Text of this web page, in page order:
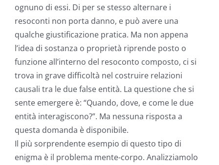
ognuno di essi. Di per se stesso alternare i
resoconti non porta danno, e può avere una
qualche giustificazione pratica. Ma non appena
l’idea di sostanza o proprietà riprende posto o
funzione all’interno del resoconto composto, ci si
trova in grave difficoltà nel costruire relazioni
causali tra le due false entità. La questione che si
sente emergere è: “Quando, dove, e come le due
entità interagiscono?”. Ma nessuna risposta a
questa domanda è disponibile.
Il più sorprendente esempio di questo tipo di
enigma è il problema mente-corpo. Analizziamolo